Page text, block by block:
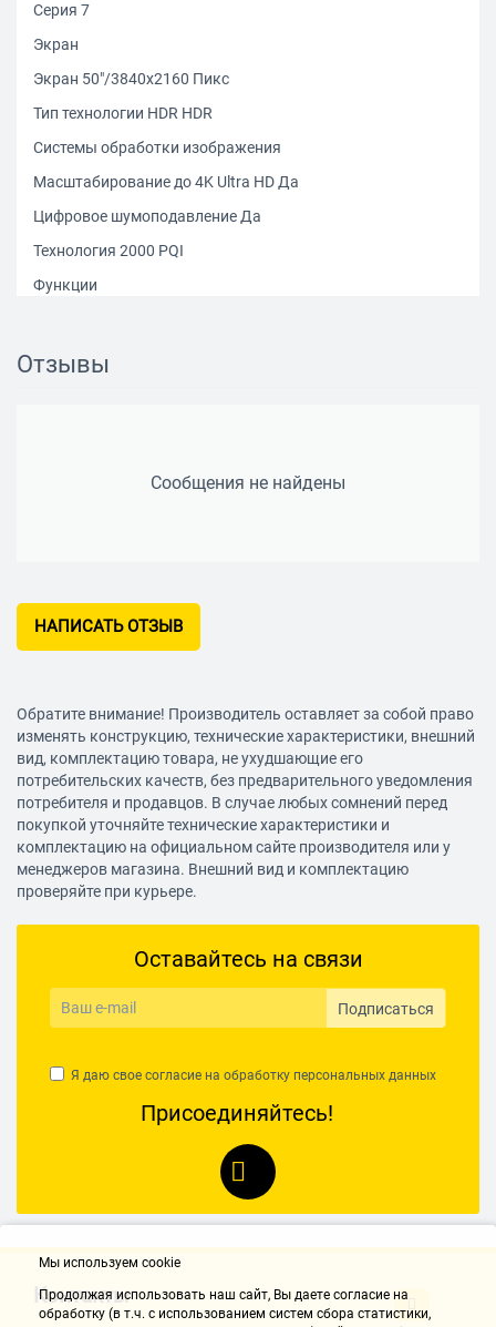
Серия 7
Экран
Экран 50"/3840x2160 Пикс
Тип технологии HDR HDR
Системы обработки изображения
Масштабирование до 4K Ultra HD Да
Цифровое шумоподавление Да
Технология 2000 PQI
Функции
Технология HDMI ARC Да
Звук Dolby Digital Plus
Воспроизведение с цифровых носителей
Воспр. медиа с USB Да
Операционная система
Tizen OS Да
Безопасность
Защита от детей Да
Настенное крепление доп.опция (VESA 200)
Дистанционное управление
Тип батарей пульта ДУ 2 х AAA (LR03)
Смартфон в качестве пульта ДУ Да
Версия HDMI 2.0
Порт USB 2.0 тип A 1 шт
Разъем для модуля DVB CAM 1
Отзывы
Сообщения не найдены
НАПИСАТЬ ОТЗЫВ
Обратите внимание! Производитель оставляет за собой право
изменять конструкцию, технические характеристики, внешний
вид, комплектацию товара, не ухудшающие его
потребительских качеств, без предварительного уведомления
потребителя и продавцов. В случае любых сомнений перед
покупкой уточняйте технические характеристики и
комплектацию на официальном сайте производителя или у
менеджеров магазина. Внешний вид и комплектацию
проверяйте при курьере.
Оставайтесь на связи
Подписаться
Я даю свое согласие на обработку персональных данных
Присоединяйтесь!
Контакты
Мы используем cookie
Продолжая использовать наш cайт, Вы даете согласие на
обработку (в т.ч. с использованием систем сбора статистики,